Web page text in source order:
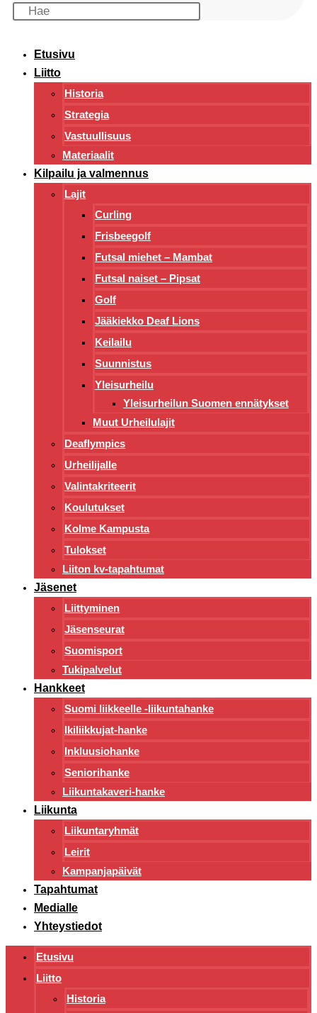
Etusivu
Liitto
Historia
Strategia
Vastuullisuus
Materiaalit
Kilpailu ja valmennus
Lajit
Curling
Frisbeegolf
Futsal miehet – Mambat
Futsal naiset – Pipsat
Golf
Jääkiekko Deaf Lions
Keilailu
Suunnistus
Yleisurheilu
Yleisurheilun Suomen ennätykset
Muut Urheilulajit
Deaflympics
Urheilijalle
Valintakriteerit
Koulutukset
Kolme Kampusta
Tulokset
Liiton kv-tapahtumat
Jäsenet
Liittyminen
Jäsenseurat
Suomisport
Tukipalvelut
Hankkeet
Suomi liikkeelle -liikuntahanke
Ikiliikkujat-hanke
Inkluusiohanke
Seniorihanke
Liikuntakaveri-hanke
Liikunta
Liikuntaryhmät
Leirit
Kampanjapäivät
Tapahtumat
Medialle
Yhteystiedot
Etusivu
Liitto
Historia